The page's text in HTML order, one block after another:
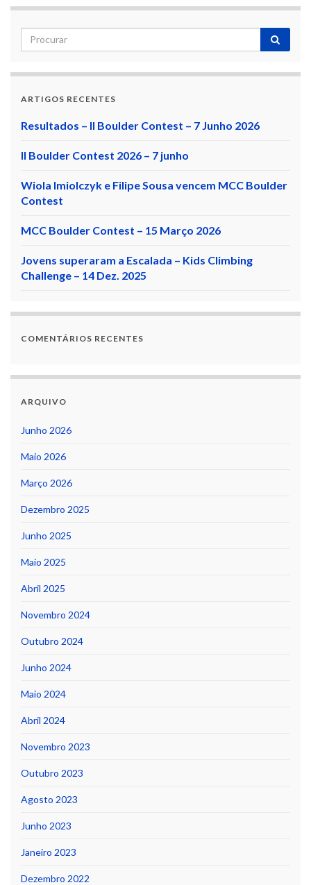
ARTIGOS RECENTES
Resultados – II Boulder Contest – 7 Junho 2026
II Boulder Contest 2026 – 7 junho
Wiola Imiolczyk e Filipe Sousa vencem MCC Boulder
Contest
MCC Boulder Contest – 15 Março 2026
Jovens superaram a Escalada – Kids Climbing
Challenge – 14 Dez. 2025
COMENTÁRIOS RECENTES
ARQUIVO
Junho 2026
Maio 2026
Março 2026
Dezembro 2025
Junho 2025
Maio 2025
Abril 2025
Novembro 2024
Outubro 2024
Junho 2024
Maio 2024
Abril 2024
Novembro 2023
Outubro 2023
Agosto 2023
Junho 2023
Janeiro 2023
Dezembro 2022